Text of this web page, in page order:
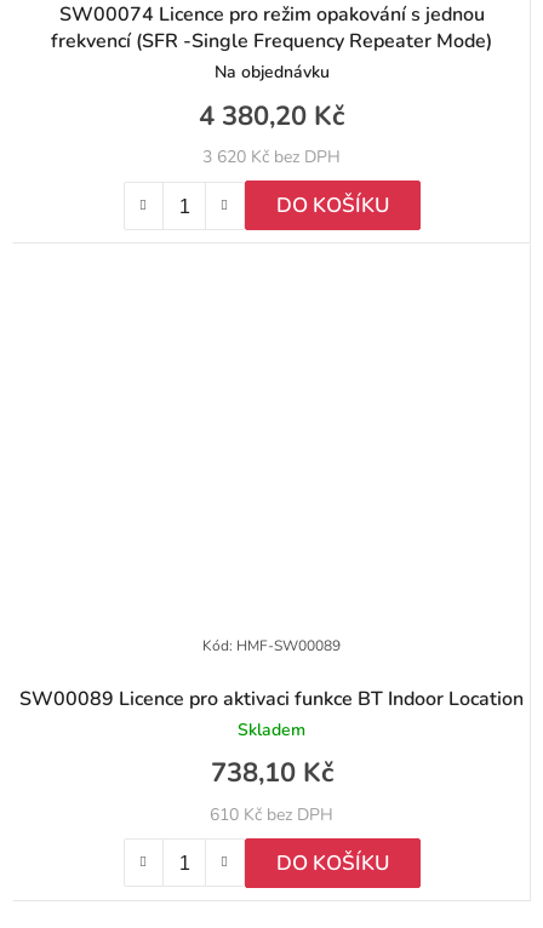
SW00074 Licence pro režim opakování s jednou
frekvencí (SFR -Single Frequency Repeater Mode)
Na objednávku
3 620 Kč bez DPH
4 380,20 Kč
DO KOŠÍKU
SW00089 Licence pro aktivaci funkce BT Indoor Location
Skladem
610 Kč bez DPH
738,10 Kč
DO KOŠÍKU
Kód: HMF-SW00089